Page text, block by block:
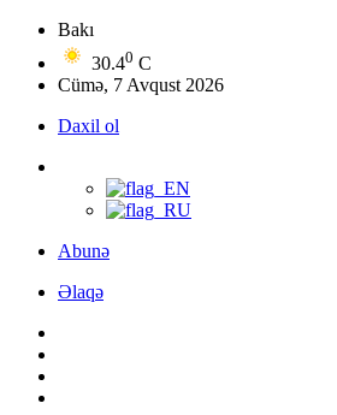
Bakı
30.40 C
Cümə, 7 Avqust 2026
Daxil ol
Abunə
Əlaqə